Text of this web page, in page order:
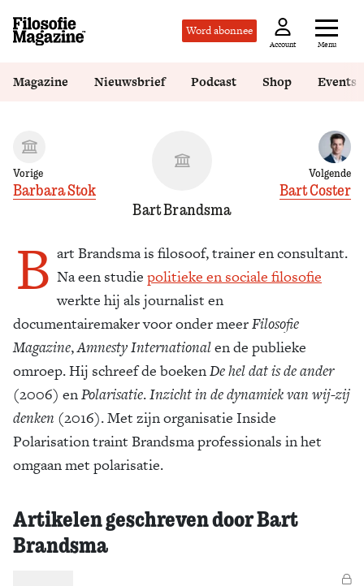
Word abonnee
Account Menu
Zoek
Magazine Nieuwsbrief Podcast Shop Events
Vorige
Barbara Stok
Bart Brandsma
Volgende
Bart Coster
B art Brandsma is filosoof, trainer en consultant.
Na een studie politieke en sociale filosofie
werkte hij als journalist en
documentairemaker voor onder meerFilosofie
Magazine,Amnesty Internationalen de publieke
omroep. Hij schreef de boekenDe hel dat is de ander
(2006) enPolarisatie.Inzicht in de dynamiek van wij-zij
denken (2016). Met zijn organisatie Inside
Polarisation traint Brandsma professionals in het
omgaan met polarisatie.
Artikelen geschreven door Bart
Brandsma